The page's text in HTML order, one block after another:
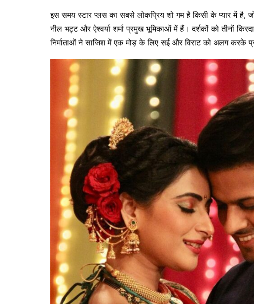
इस समय स्टार प्लस का सबसे लोकप्रिय शो गम है किसी के प्यार में है,
नील भट्ट और ऐश्वर्या शर्मा प्रमुख भूमिकाओं में हैं। दर्शकों को तीनों
निर्माताओं ने साजिश में एक मोड़ के लिए सई और विराट को अलग करके